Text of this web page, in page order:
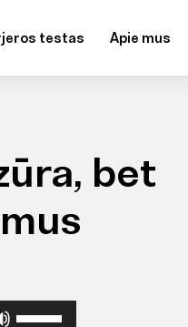
testas Apie mus
bet